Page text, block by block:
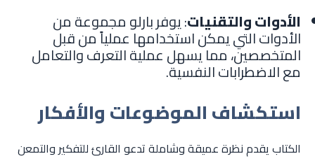
الأدوات والتقنيات: يوفر بارلو مجموعة من
الأدوات التي يمكن استخدامها عملياً من قبل
المتخصصين، مما يسهل عملية التعرف والتعامل
مع الاضطرابات النفسية.
استكشاف الموضوعات والأفكار
الكتاب يقدم نظرة عميقة وشاملة تدعو القارئ للتفكير والتمعن